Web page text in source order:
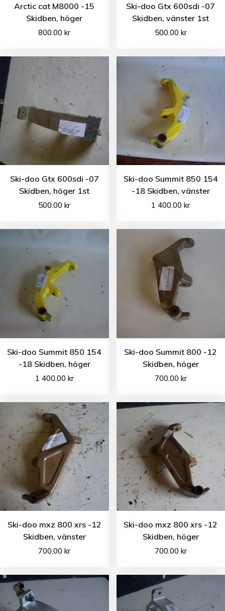
Arctic cat M8000 -15
Skidben, höger
800.00kr
Ski-doo Gtx 600sdi -07
Skidben, vänster 1st
500.00 kr
Ski-doo Gtx 600sdi -07
Skidben, höger 1st
500.00kr
Ski-doo Summit 850 154
-18 Skidben, vänster
1 400.00kr
Ski-doo Summit 850 154
-18 Skidben, höger
1 400.00 kr
Ski-doo Summit 800 -12
Skidben, höger
700.00 kr
Ski-doo mxz 800 xrs -12
Skidben, vänster
700.00kr
Ski-doo mxz 800 xrs -12
Skidben, höger
700.00 kr